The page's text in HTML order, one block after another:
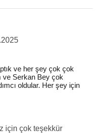
ve her şey çok çok
ve Serkan Bey çok
oldular. Her şey için
için çok teşekkür